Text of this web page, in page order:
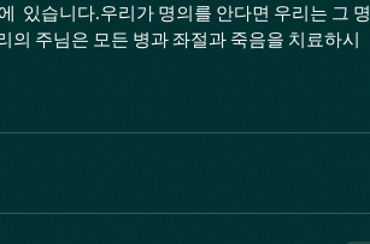
있습니다.우리가 명의를 안다면 우리는 그 명
의 주님은 모든 병과 좌절과 죽음을 치료하시